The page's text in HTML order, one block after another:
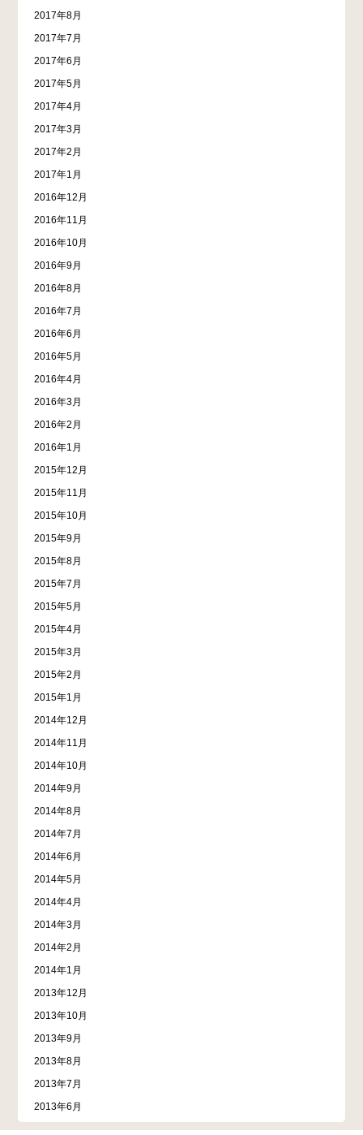
2017年8月
2017年7月
2017年6月
2017年5月
2017年4月
2017年3月
2017年2月
2017年1月
2016年12月
2016年11月
2016年10月
2016年9月
2016年8月
2016年7月
2016年6月
2016年5月
2016年4月
2016年3月
2016年2月
2016年1月
2015年12月
2015年11月
2015年10月
2015年9月
2015年8月
2015年7月
2015年5月
2015年4月
2015年3月
2015年2月
2015年1月
2014年12月
2014年11月
2014年10月
2014年9月
2014年8月
2014年7月
2014年6月
2014年5月
2014年4月
2014年3月
2014年2月
2014年1月
2013年12月
2013年10月
2013年9月
2013年8月
2013年7月
2013年6月